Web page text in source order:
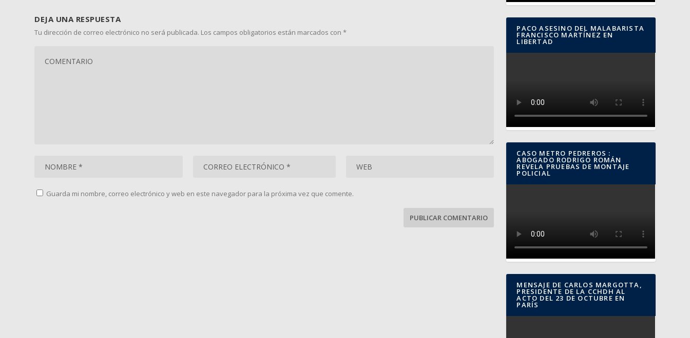
DEJA UNA RESPUESTA
Tu dirección de correo electrónico no será publicada. Los campos obligatorios están marcados con*
Guarda mi nombre, correo electrónico y web en este navegador para la próxima vez que comente.
PACO ASESINO DEL MALABARISTA
FRANCISCO MARTÍNEZ EN
LIBERTAD
CASO METRO PEDREROS :
ABOGADO RODRIGO ROMÁN
REVELA PRUEBAS DE MONTAJE
POLICIAL
MENSAJE DE CARLOS MARGOTTA,
PRESIDENTE DE LA CCHDH AL
ACTO DEL 23 DE OCTUBRE EN
PARÍS